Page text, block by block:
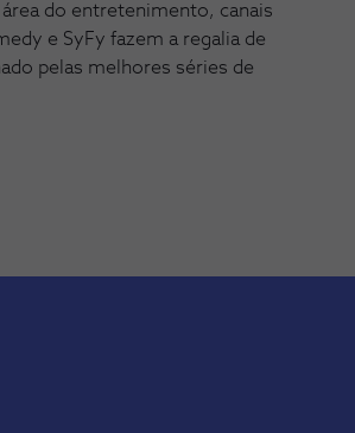
área do entretenimento, canais
e SyFy fazem a regalia de
pelas melhores séries de